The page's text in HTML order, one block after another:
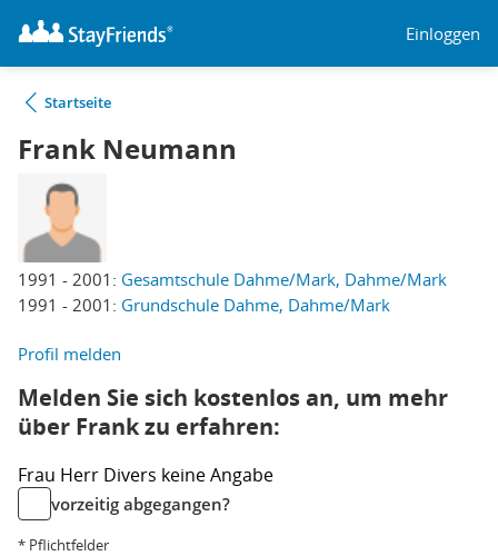
Einloggen
Startseite
Frank Neumann
1991 - 2001: Gesamtschule Dahme/Mark, Dahme/Mark
1991 - 2001: Grundschule Dahme, Dahme/Mark
Profil melden
Melden Sie sich kostenlos an, um mehr
über Frank zu erfahren:
Frau Herr Divers keine Angabe
vorzeitig abgegangen?
* Pflichtfelder